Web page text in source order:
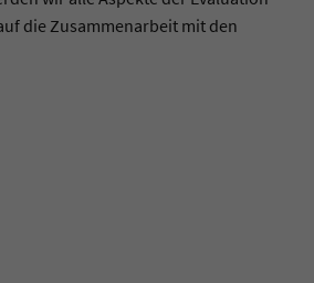
die Zusammenarbeit mit den